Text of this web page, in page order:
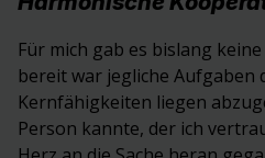
Für mich gab es bislang
bereit war jegliche Aufgaben
Kernfähigkeiten liegen
Person kannte, der ich